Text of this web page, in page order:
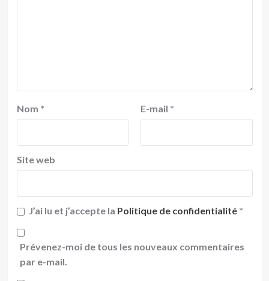
Nom * E-mail *
Site web
J’ai lu et j’accepte la Politique de confidentialité *
Prévenez-moi de tous les nouveaux commentaires
par e-mail.